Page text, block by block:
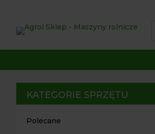
KATEGORIE SPRZĘTU
Polecane